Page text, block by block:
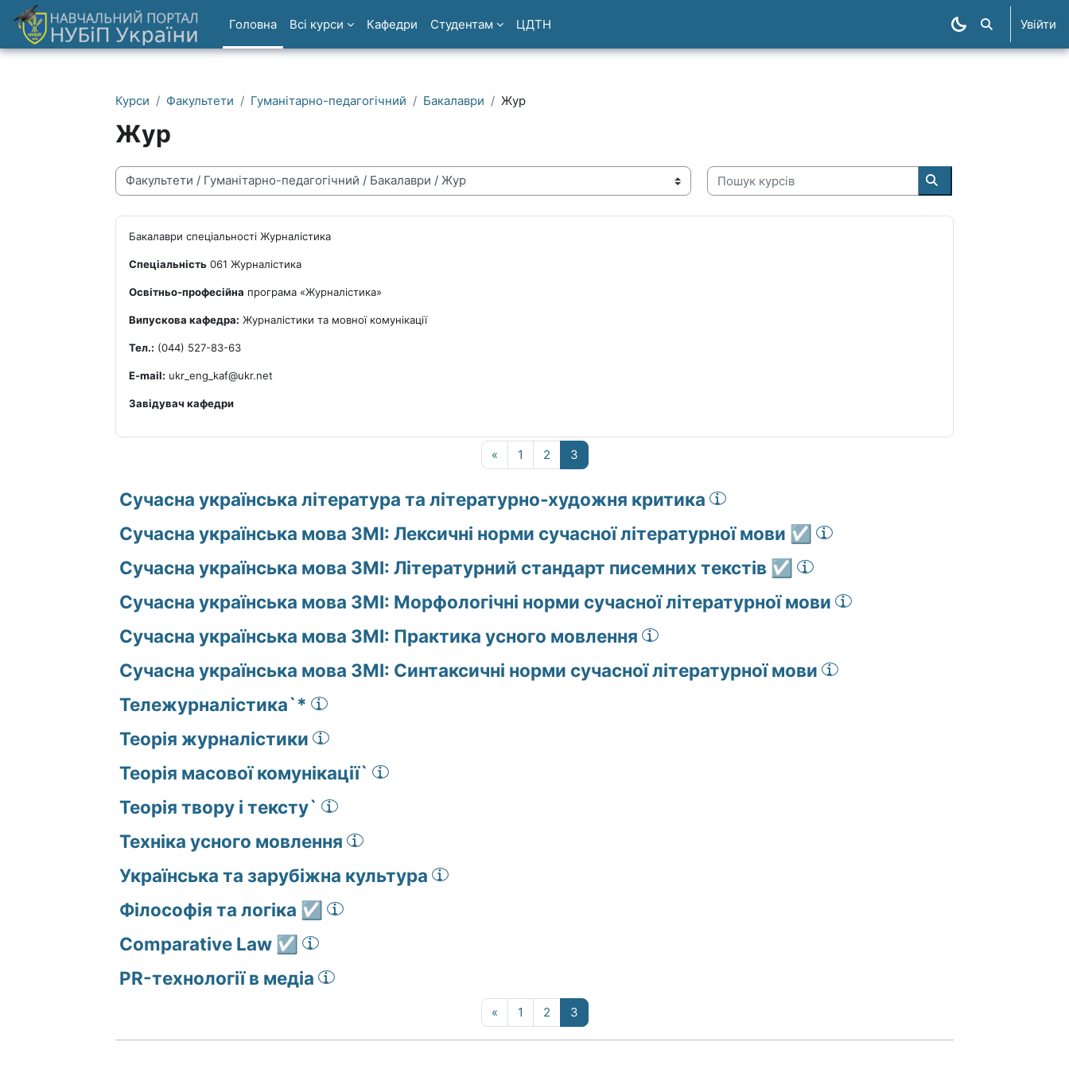
Перейти до головного вмісту
Головна
Всі курси Кафедри Студентам ЦДТН Пошук курсів
Увійти
Курси Факультети Гуманітарно-педагогічний Бакалаври Жур
Жур
Категорії курсів
Пошук курсів
Пошук курсів
Бакалаври спеціальності Журналістика
Спеціальність 061 Журналістика
Освітньо-професійна програма «Журналістика»
Випускова кафедра: Журналістики та мовної комунікації
Тел.: (044) 527-83-63
E-mail: ukr_eng_kaf@ukr.net
Завідувач кафедри
«Попередня сторінка
1 Сторінка 1
2Сторінка 2
3Сторінка 3
Сучасна українська література та літературно-художня критика
Сучасна українська мова ЗМІ: Лексичні норми сучасної літературної мови ☑️
Сучасна українська мова ЗМІ: Літературний стандарт писемних текстів ☑️
Сучасна українська мова ЗМІ: Морфологічні норми сучасної літературної мови
Сучасна українська мова ЗМІ: Практика усного мовлення
Сучасна українська мова ЗМІ: Синтаксичні норми сучасної літературної мови
Тележурналістика`*
Теорія журналістики
Теорія масової комунікації`
Теорія твору і тексту`
Техніка усного мовлення
Українська та зарубіжна культура
Філософія та логіка ☑️
Comparative Law ☑️
PR-технології в медіа
«Попередня сторінка
1 Сторінка 1
2Сторінка 2
3Сторінка 3